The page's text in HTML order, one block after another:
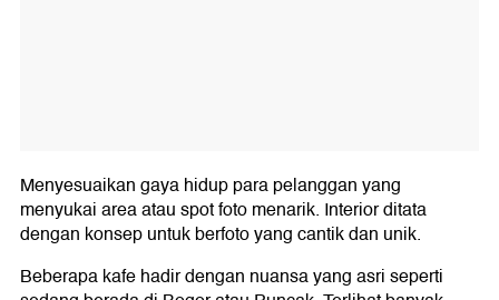
Menyesuaikan gaya hidup para pelanggan yang
menyukai area atau spot foto menarik. Interior ditata
dengan konsep untuk berfoto yang cantik dan unik.
Beberapa kafe hadir dengan nuansa yang asri seperti